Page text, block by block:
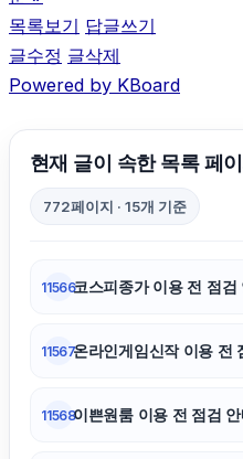
목록보기 답글쓰기
글수정 글삭제
Powered by KBoard
현재 글이 속한 목록 페
772페이지 · 15개 기준
11566코스피종가 이용 전 점
11567온라인게임신작 이용
11568이쁜원룸 이용 전 점검